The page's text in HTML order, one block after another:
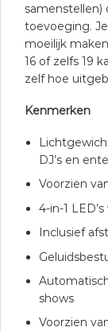
samenstellen)
toevoeging.
moeilijk
16 of zelfs 19
zelf hoe
Kenmerken
DJ’s en
Voorzien
4-in-1
Inclusief
shows
Voorzien